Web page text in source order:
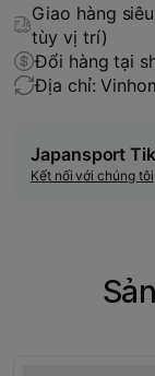
Giao hàng
tùy vị trí)
Đổi hàng tại
Địa chỉ:
Japansport
Kết nối với chúng tôi